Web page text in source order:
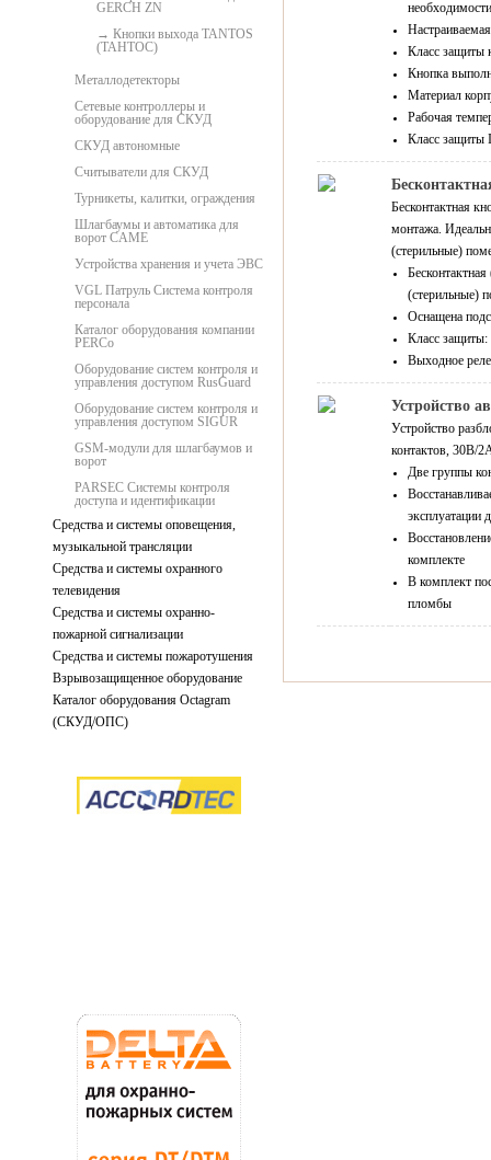
GERCH ZN
Кнопки выхода TANTOS
(ТАНТОС)
Металлодетекторы
Сетевые контроллеры и
оборудование для СКУД
СКУД автономные
Считыватели для СКУД
Турникеты, калитки, ограждения
Шлагбаумы и автоматика для
ворот CAME
Устройства хранения и учета ЭВС
VGL Патруль Система контроля
персонала
Каталог оборудования компании
PERCo
Оборудование систем контроля и
управления доступом RusGuard
Оборудование систем контроля и
управления доступом SIGUR
GSM-модули для шлагбаумов и
ворот
PARSEC Системы контроля
доступа и идентификации
Средства и системы оповещения,
музыкальной трансляции
Средства и системы охранного
телевидения
Средства и системы охранно-
пожарной сигнализации
Средства и системы пожаротушения
Взрывозащищенное оборудование
Каталог оборудования Octagram
(СКУД/ОПС)
Класс защиты
Кнопка
Материал
Рабочая
Класс защиты
Бесконтактная
монтажа.
(стерильные)
(стерильные)
Оснащена
Класс защиты:
Выходное
Устройство
Устройство
контактов, 30В/
Две группы
эксплуатации
комплекте
В комплект
пломбы